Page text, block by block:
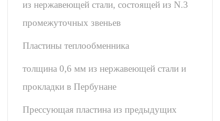
из нержавеющей стали, состоящей из N.3
промежуточных звеньев
Пластины теплообменника
толщина 0,6 мм из нержавеющей стали и
прокладки в Пербунане
Прессующая пластина из предыдущих